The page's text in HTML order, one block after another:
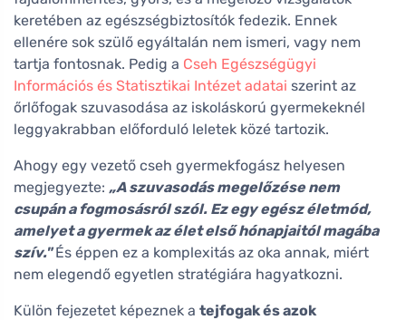
keretében az egészségbiztosítók fedezik. Ennek
ellenére sok szülő egyáltalán nem ismeri, vagy nem
tartja fontosnak. Pedig a Cseh Egészségügyi
Információs és Statisztikai Intézet adatai szerint az
őrlőfogak szuvasodása az iskoláskorú gyermekeknél
leggyakrabban előforduló leletek közé tartozik.
Ahogy egy vezető cseh gyermekfogász helyesen
megjegyezte: „A szuvasodás megelőzése nem
csupán a fogmosásról szól. Ez egy egész életmód,
amelyet a gyermek az élet első hónapjaitól magába
szív."És éppen ez a komplexitás az oka annak, miért
nem elegendő egyetlen stratégiára hagyatkozni.
Külön fejezetet képeznek a tejfogak és azok